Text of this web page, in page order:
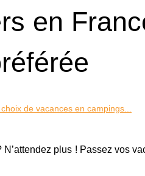
en
de vacances en campings...
plus ! Passez vos